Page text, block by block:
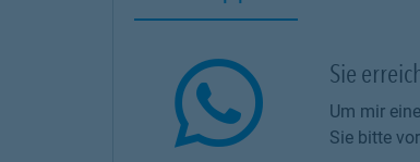
Sie
Um mir
Sie bitte